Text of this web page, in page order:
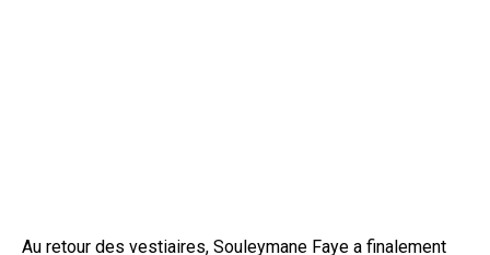
Au retour des vestiaires, Souleymane Faye a finalement